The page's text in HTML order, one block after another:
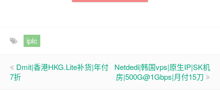
iplc
Dmit|香港HKG.Lite补货|年付
7折
Netdedi|韩国vps|原生IP|SK机
房|500G@1Gbps|月付15刀